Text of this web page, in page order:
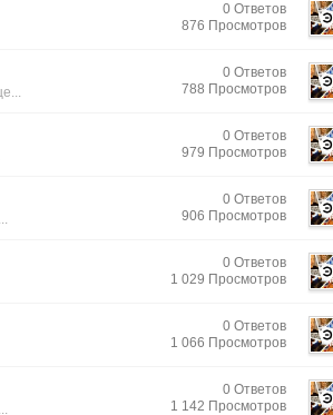
0 Ответов
876 Просмотров
0 Ответов
788 Просмотров
0 Ответов
979 Просмотров
0 Ответов
906 Просмотров
0 Ответов
1 029 Просмотров
0 Ответов
1 066 Просмотров
0 Ответов
1 142 Просмотров